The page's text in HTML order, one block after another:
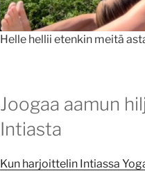
Helle hellii etenkin meitä
Joogaa aamun
Intiasta
Kun harjoittelin Intiassa